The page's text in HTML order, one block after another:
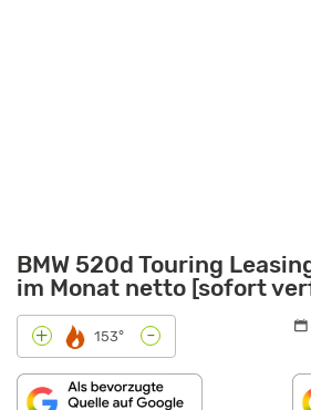
BMW 520d Touring
im Monat netto [sofort
+ 153° -